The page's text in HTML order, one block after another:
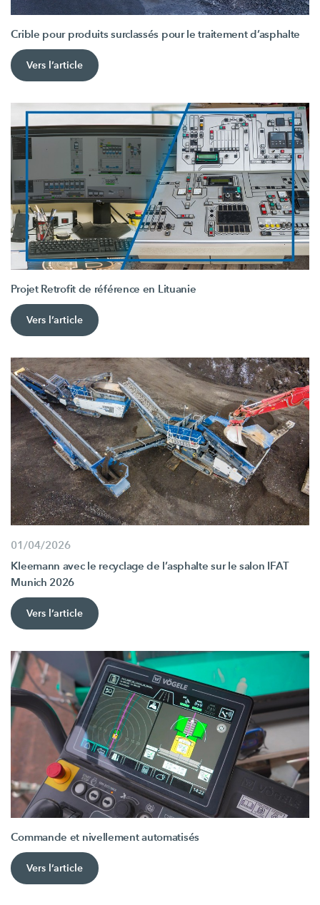
Crible pour produits surclassés pour le traitement d’asphalte
Vers l’article
Projet Retrofit de référence en Lituanie
Vers l’article
01/04/2026
Kleemann avec le recyclage de l’asphalte sur le salon IFAT
Munich 2026
Vers l’article
Commande et nivellement automatisés
Vers l’article